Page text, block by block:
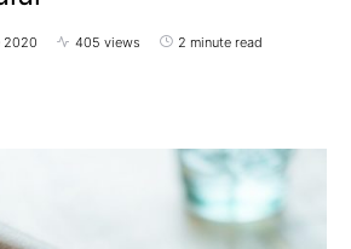
2020 405 views 2 minute read